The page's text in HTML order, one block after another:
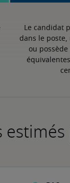
Le candidat
dans le
ou